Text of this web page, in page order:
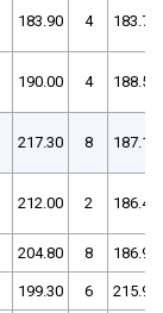
183.90 4 183.70
190.00 4 188.50
217.30 8 187.10
212.00 2 186.40
204.80 8 186.90
199.30 6 215.95